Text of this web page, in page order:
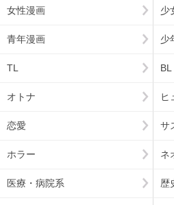
女性漫画 少
青年漫画 少
TL BL
オトナ ヒ
恋愛 サ
ホラー ネ
医療・病院系 歴